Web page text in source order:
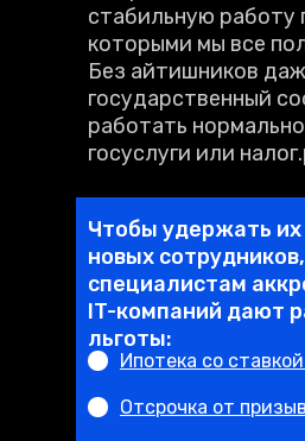
Ипотека со ставкой
Отсрочка от
Чтобы удержать их
новых сотрудников,
специалистам
IT-компаний дают
льготы:
стабильную работу
которыми мы все
Без айтишников
государственный
работать
госуслуги или